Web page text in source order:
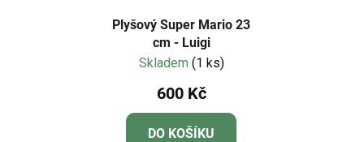
Plyšový Super Mario 23
cm - Luigi
Skladem (1 ks)
600 Kč
DO KOŠÍKU